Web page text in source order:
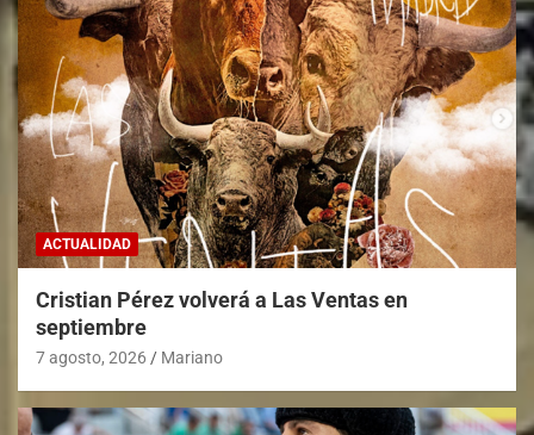
ACTUALIDAD
Cristian Pérez volverá a Las Ventas en
septiembre
7 agosto, 2026 Mariano